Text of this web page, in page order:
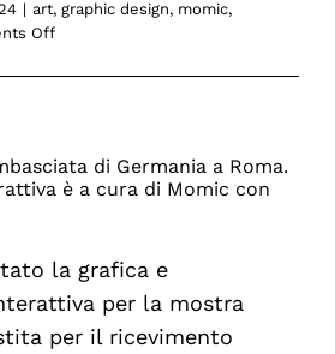
| art, graphic design, momic,
Offon
di
La
campagna
è
a
di
di Germania a Roma.
è a cura di Momic con
la grafica e
per la mostra
per il ricevimento